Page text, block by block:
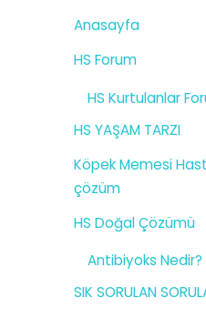
Anasayfa
HS Forum
HS Kurtulanlar
HS YAŞAM TARZI
Köpek Memesi
çözüm
HS Doğal Çözümü
Antibiyoks Nedir?
SIK SORULAN